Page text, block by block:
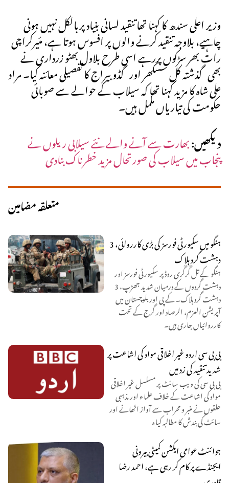
وزیر اعلی سندھ کا کہنا تھا تنقید لسانی بنیاد پربالکل نہیں ہونی
چاہیے، بلاوجہ تنقید کرنے والوں پر افسوس ہوتا ہے، مئیرکراچی
رات بھر سڑکوں پررہے اسی طرح بلاول بھٹو زرداری نے
بھی گذشتہ کل سسکھر اور گڈو بیراج کا تفصیلی معائنہ کیا۔ مراد
علی شاہ کا مزید کہنا تھا کہ سیلاب کے حوالے سے صوبائی
حکومت کی تیاریاں مکمل ہیں۔
دیکھیں:بھارت سے آنے والے نئے سیلابی ریلوں نے
پنجاب میں سیلاب کی صورتحال مزید خطرناک بنادی
متعلقہ مضامین
ہنگو میں سکیورٹی فورسز کی بڑی کارروائی، 3
دہشت گرد ہلاک
ہنگو کے تل گُرگُری روڈ پر سکیورٹی فورسز اور
دہشت گردوں کے درمیان شدید جھڑپ، 3
دہشت گرد ہلاک۔ کے پی اور بلوچستان میں
آپریشن العزم، الرصاد اور گرج کے تحت
کارروائیاں جاری ہیں۔
بی بی سی اردو غیر اخلاقی مواد کی اشاعت پر
شدید تنقید کی زد میں
بی بی سی کی ویب سائٹ پر مسلسل غیر اخلاقی
مواد کی اشاعت کے خلاف علماء اور مذہبی
حلقوں نے منبر و محراب سے آواز اٹھانے اور
سائٹ کی بندش کا مطالبہ کیا ہ
جوائنٹ عوامی ایکشن کمیٹی بیرونی
ایجنڈے پر کام کر رہی ہے، احمد رضا